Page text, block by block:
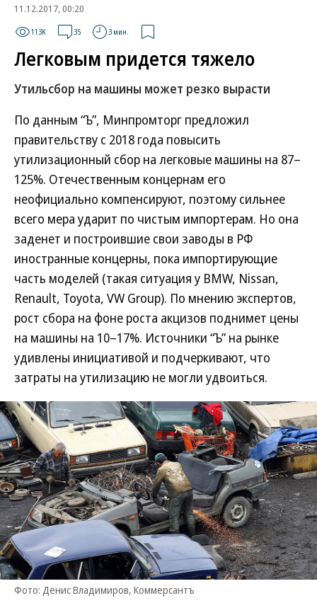
11.12.2017, 00:20
113K 35 3 мин.
Легковым придется тяжело
Утильсбор на машины может резко вырасти
По данным “Ъ”, Минпромторг предложил
правительству с 2018 года повысить
утилизационный сбор на легковые машины на 87–
125%. Отечественным концернам его
неофициально компенсируют, поэтому сильнее
всего мера ударит по чистым импортерам. Но она
заденет и построившие свои заводы в РФ
иностранные концерны, пока импортирующие
часть моделей (такая ситуация у BMW, Nissan,
Renault, Toyota, VW Group). По мнению экспертов,
рост сбора на фоне роста акцизов поднимет цены
на машины на 10–17%. Источники “Ъ” на рынке
удивлены инициативой и подчеркивают, что
затраты на утилизацию не могли удвоиться.
Фото: Денис Владимиров, Коммерсантъ